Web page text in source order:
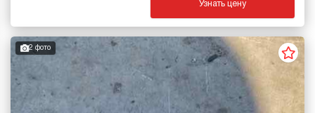
Узнать цену
2 фото